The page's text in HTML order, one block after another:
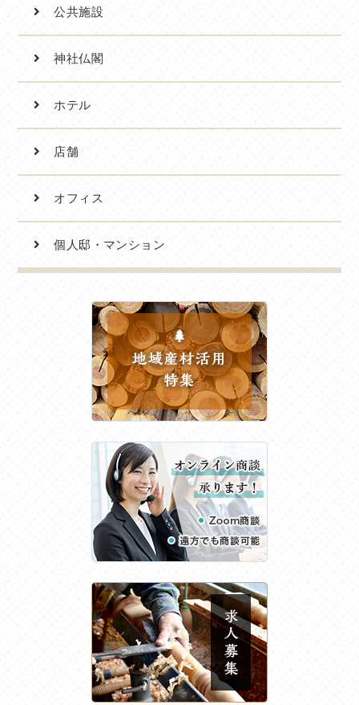
公共施設
神社仏閣
ホテル
店舗
オフィス
個人邸・マンション